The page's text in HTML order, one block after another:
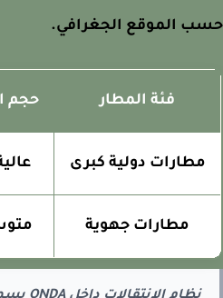
الموقع الجغرافي.
فئة المطار حجم
مطارات دولية كبرى عالية
مطارات جهوية